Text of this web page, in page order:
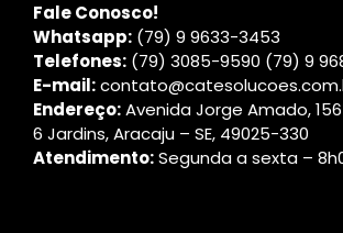
Fale Conosco!
Whatsapp: (79) 9 9633-3453
Telefones: (79) 3085-9590 (79) 9
E-mail:
Endereço:Avenida Jorge Amado,
6 Jardins, Aracaju – SE, 49025-330
Atendimento:Segunda a sexta –